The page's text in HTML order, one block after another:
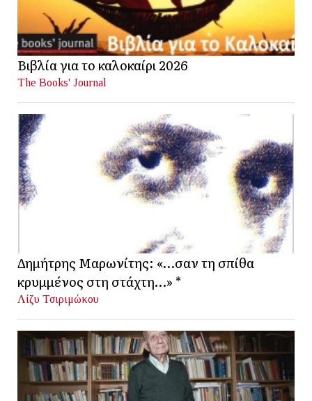
Βιβλία για το καλοκαίρι 2026
The Books' Journal
Δημήτρης Μαρωνίτης: «…σαν τη σπίθα
κρυμμένος στη στάχτη…» *
Λίζυ Τσιριμώκου